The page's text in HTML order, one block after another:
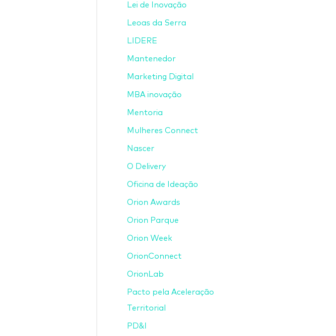
Lei de Inovação
Leoas da Serra
LIDERE
Mantenedor
Marketing Digital
MBA inovação
Mentoria
Mulheres Connect
Nascer
O Delivery
Oficina de Ideação
Orion Awards
Orion Parque
Orion Week
OrionConnect
OrionLab
Pacto pela Aceleração
Territorial
PD&I